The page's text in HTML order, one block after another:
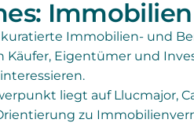
Immobilien- und
Eigentümer und
liegt auf Llucmajor,
zu